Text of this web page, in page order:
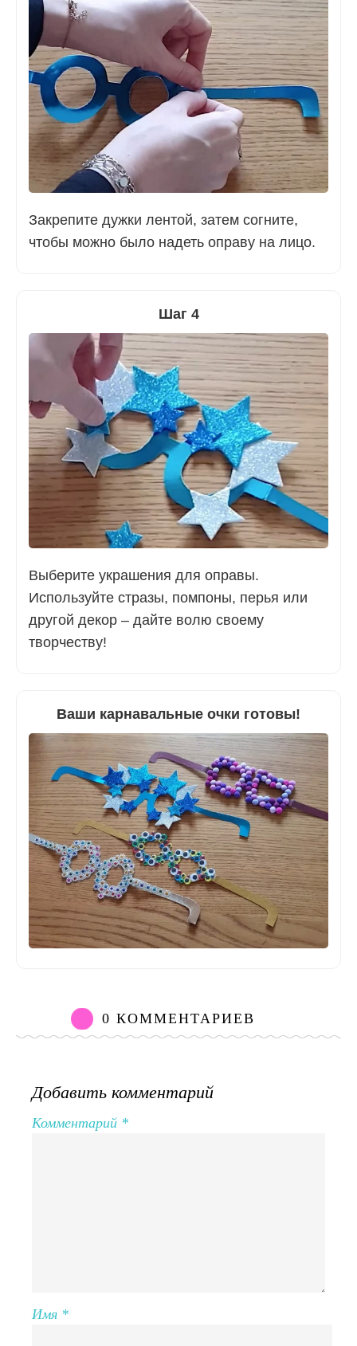
Закрепите дужки лентой, затем согните,
чтобы можно было надеть оправу на лицо.
Шаг 4
Выберите украшения для оправы.
Используйте стразы, помпоны, перья или
другой декор – дайте волю своему
творчеству!
Ваши карнавальные очки готовы!
0 КОММЕНТАРИЕВ
Добавить комментарий
Комментарий *
Имя *